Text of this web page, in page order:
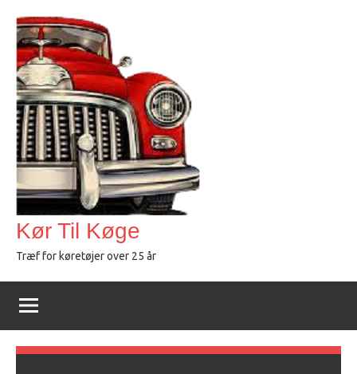
indhold
Kør Til Køge
Træf for køretøjer over 25 år